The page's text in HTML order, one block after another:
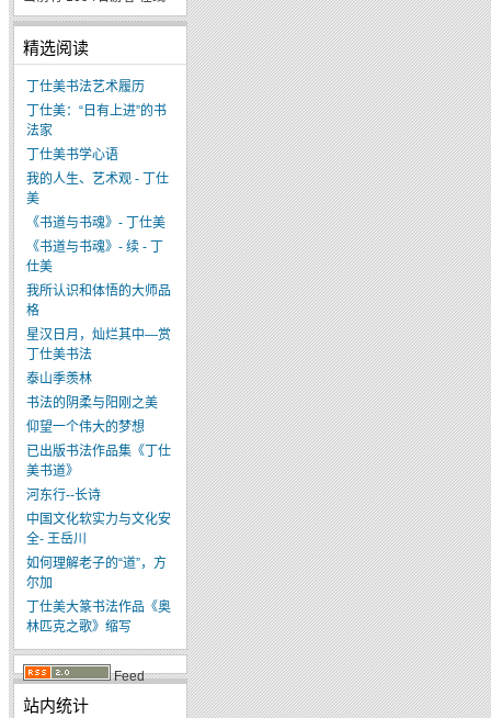
精选阅读
丁仕美书法艺术履历
丁仕美：“日有上进”的书
法家
丁仕美书学心语
我的人生、艺术观 - 丁仕
美
《书道与书魂》- 丁仕美
《书道与书魂》- 续 - 丁
仕美
我所认识和体悟的大师品
格
星汉日月，灿烂其中—赏
丁仕美书法
泰山季羡林
书法的阴柔与阳刚之美
仰望一个伟大的梦想
已出版书法作品集《丁仕
美书道》
河东行--长诗
中国文化软实力与文化安
全- 王岳川
如何理解老子的“道”，方
尔加
丁仕美大篆书法作品《奥
林匹克之歌》缩写
Feed
站内统计